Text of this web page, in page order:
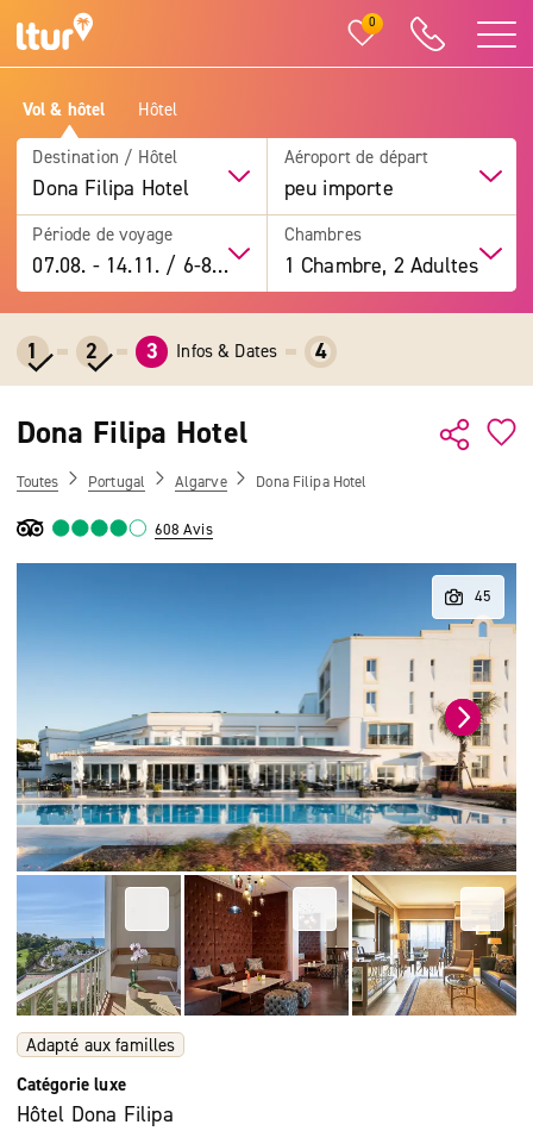
0
Vol & hôtel Hôtel
Destination / Hôtel
Dona Filipa Hotel
Aéroport de départ
peu importe
Période de voyage
07.08. -14.11. / 6-8 jours
Chambres
1 Chambre, 2 Adultes
1 2 3 Infos & Dates 4
Dona Filipa Hotel
Toutes Portugal Algarve Dona Filipa Hotel
608 Avis
Adapté aux familles
Catégorie luxe
Hôtel Dona Filipa